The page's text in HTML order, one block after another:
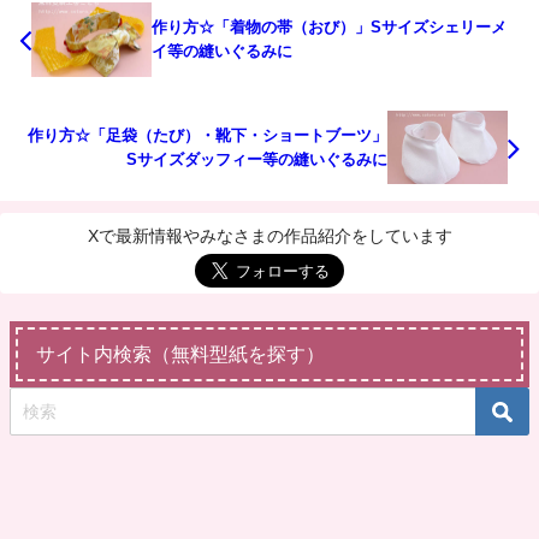
作り方☆「着物の帯（おび）」Sサイズシェリーメ
イ等の縫いぐるみに
作り方☆「足袋（たび）・靴下・ショートブーツ」
Sサイズダッフィー等の縫いぐるみに
Xで最新情報やみなさまの作品紹介をしています
サイト内検索（無料型紙を探す）